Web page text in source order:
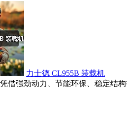
力士德 CL955B 装载机
借强劲动力、节能环保、稳定结